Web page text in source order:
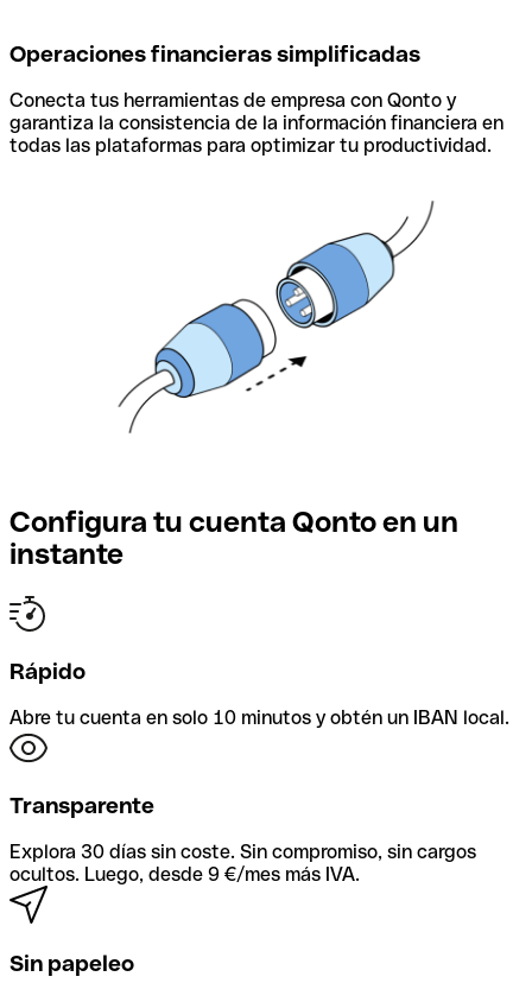
Operaciones financieras simplificadas
Conecta tus herramientas de empresa con Qonto y
garantiza la consistencia de la información financiera en
todas las plataformas para optimizar tu productividad.
Configura tu cuenta Qonto en un
instante
Rápido
Abre tu cuenta en solo 10 minutos y obtén un IBAN local.
Transparente
Explora 30 días sin coste. Sin compromiso, sin cargos
ocultos. Luego, desde 9 €/mes más IVA.
Sin papeleo